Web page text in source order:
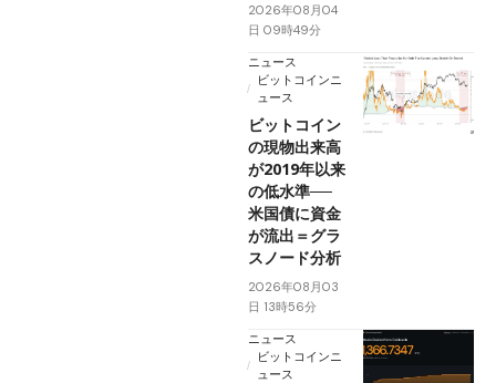
2026年08月04
日 09時49分
ニュース
ビットコインニ
ュース
ビットコイン
の現物出来高
が2019年以来
の低水準──
米国債に資金
が流出＝グラ
スノード分析
2026年08月03
日 13時56分
ニュース
ビットコインニ
ュース